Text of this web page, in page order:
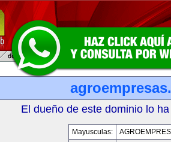
El dueño de este dominio lo
Mayusculas: